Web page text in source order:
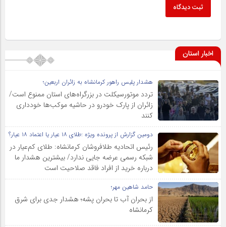
ثبت دیدگاه
اخبار استان
هشدار پلیس راهور کرمانشاه به زائران اربعین؛
تردد موتورسیکلت در بزرگراه‌های استان ممنوع است/
زائران از پارک خودرو در حاشیه موکب‌ها خودداری
کنند
دومین گزارش از پرونده ویژه :طلای ۱۸ عیار یا اعتماد ۱۸ عیار؟
رئیس اتحادیه طلافروشان کرمانشاه: طلای کم‌عیار در
شبکه رسمی عرضه جایی ندارد/ بیشترین هشدار ما
درباره خرید از افراد فاقد صلاحیت است
حامد شاهین مهر؛
از بحران آب تا بحران پشه؛ هشدار جدی برای شرق
کرمانشاه